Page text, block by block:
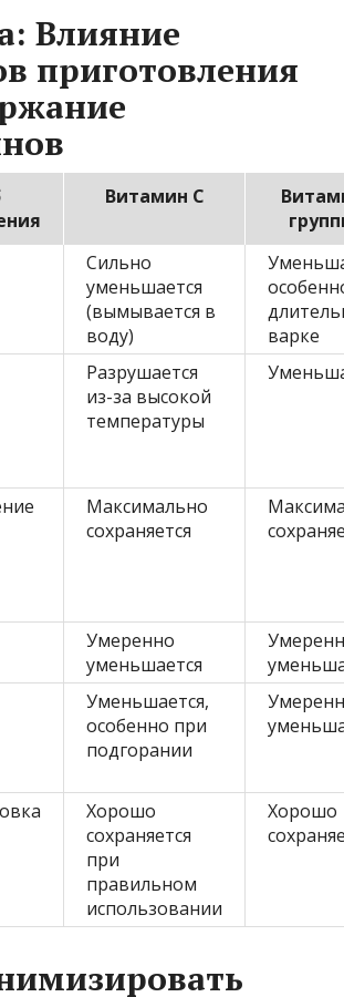
Влияние
приготовления
Витамин C
Сильно
уменьшается
(вымывается в
воду)
варке
Разрушается
из-за высокой
температуры
Максимально
сохраняется
Умеренно
уменьшается
Уменьшается,
особенно при
подгорании
Хорошо
сохраняется
при
правильном
использовании
Хорошо